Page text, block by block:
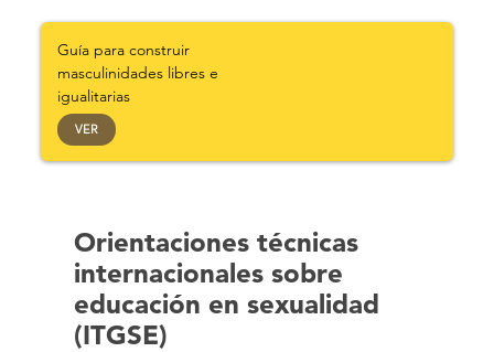
Guía para construir
masculinidades libres e
igualitarias
VER
Orientaciones técnicas
internacionales sobre
educación en sexualidad
(ITGSE)